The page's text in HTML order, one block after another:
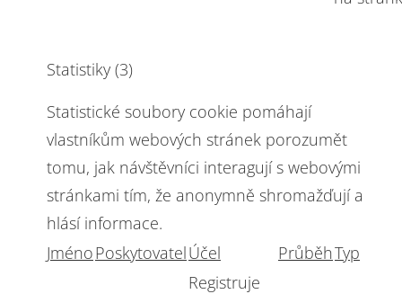
Statistiky (3)
Statistické soubory cookie pomáhají
vlastníkům webových stránek porozumět
tomu, jak návštěvníci interagují s webovými
stránkami tím, že anonymně shromažďují a
hlásí informace.
JménoPoskytovatelÚčel PrůběhTyp
Registruje